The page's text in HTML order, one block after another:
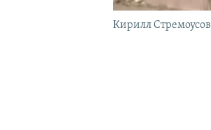
Кирилл Стремоусов